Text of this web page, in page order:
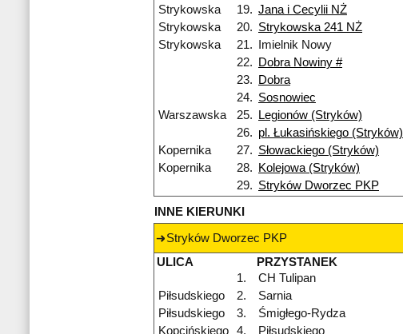
Strykowska
19. Jana i Cecylii NŻ
Strykowska
20. Strykowska 241 NŻ
Strykowska
21.
Imielnik Nowy
22.
Dobra Nowiny #
23.
Dobra
24. Sosnowiec
Warszawska
25.
Legionów (Stryków)
26. pl. Łukasińskiego (Stryków)
Kopernika
27. Słowackiego (Stryków)
Kopernika
28.
Kolejowa (Stryków)
29. Stryków Dworzec PKP
INNE KIERUNKI
Stryków Dworzec PKP
ULICA
PRZYSTANEK
1.
CH Tulipan
Piłsudskiego
2.
Sarnia
Piłsudskiego
3.
Śmigłego-Rydza
Kopcińskiego
4.
Piłsudskiego